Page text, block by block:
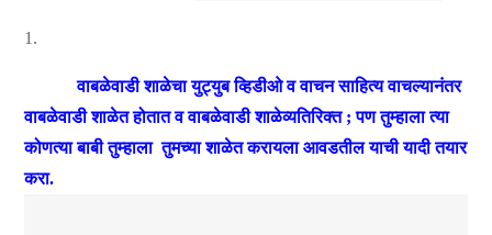
1.
वाबळेवाडी शाळेचा युट्युब व्हिडीओ व वाचन साहित्य वाचल्यानंतर
वाबळेवाडी शाळेत होतात व वाबळेवाडी शाळेव्यतिरिक्त ;पण तुम्हाला त्या
कोणत्या बाबी तुम्हाला तुमच्या शाळेत करायला आवडतील याची यादी तयार
करा.